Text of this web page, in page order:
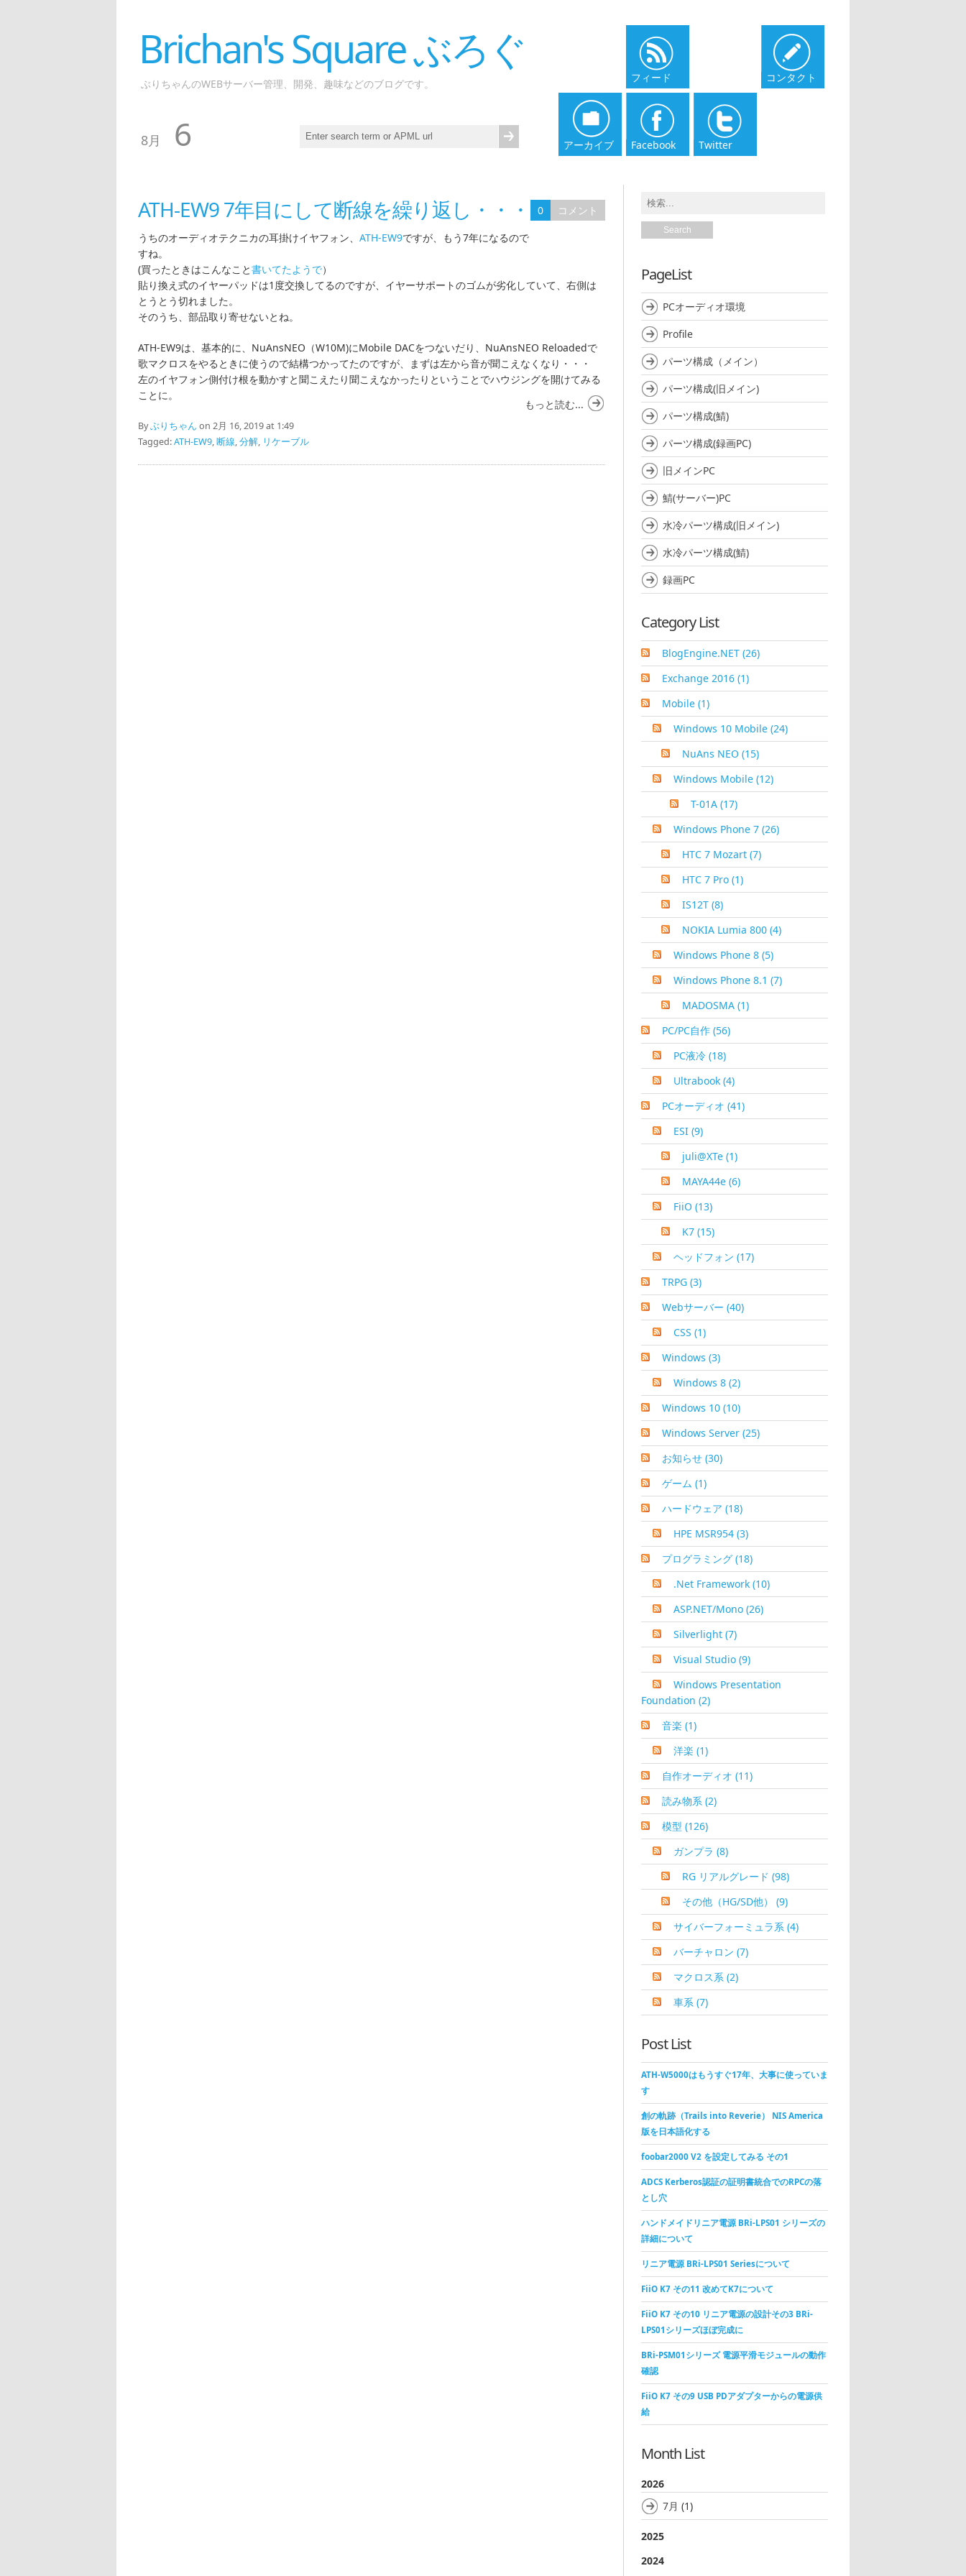
Brichan's Square ぶろぐ
ぶりちゃんのWEBサーバー管理、開発、趣味などのブログです。
8月 6
フィード コンタクト
アーカイブ Facebook Twitter
ATH-EW9 7年目にして断線を繰り返し・・・ 0
コメント
うちのオーディオテクニカの耳掛けイヤフォン、 ATH-EW9ですが、もう7年になるので
すね。
(買ったときはこんなこと書いてたようで）
貼り換え式のイヤーパッドは1度交換してるのですが、イヤーサポートのゴムが劣化していて、右側は
とうとう切れました。
そのうち、部品取り寄せないとね。
ATH-EW9は、基本的に、NuAnsNEO（W10M)にMobile DACをつないだり、NuAnsNEO Reloadedで
歌マクロスをやるときに使うので結構つかってたのですが、まずは左から音が聞こえなくなり・・・
左のイヤフォン側付け根を動かすと聞こえたり聞こえなかったりということでハウジングを開けてみる
ことに。
もっと読む...
Byぶりちゃん on 2月 16, 2019 at 1:49
Tagged:ATH-EW9,断線,分解, リケーブル
PageList
PCオーディオ環境
Profile
パーツ構成（メイン）
パーツ構成(旧メイン)
パーツ構成(鯖)
パーツ構成(録画PC)
旧メインPC
鯖(サーバー)PC
水冷パーツ構成(旧メイン)
水冷パーツ構成(鯖)
録画PC
Category List
BlogEngine.NET (26)
Exchange 2016 (1)
Mobile (1)
Windows 10 Mobile (24)
NuAns NEO (15)
Windows Mobile (12)
T-01A (17)
Windows Phone 7 (26)
HTC 7 Mozart (7)
HTC 7 Pro (1)
IS12T (8)
NOKIA Lumia 800 (4)
Windows Phone 8 (5)
Windows Phone 8.1 (7)
MADOSMA (1)
PC/PC自作 (56)
PC液冷 (18)
Ultrabook (4)
PCオーディオ (41)
ESI (9)
juli@XTe (1)
MAYA44e (6)
FiiO (13)
K7 (15)
ヘッドフォン (17)
TRPG (3)
Webサーバー (40)
CSS (1)
Windows (3)
Windows 8 (2)
Windows 10 (10)
Windows Server (25)
お知らせ (30)
ゲーム (1)
ハードウェア (18)
HPE MSR954 (3)
プログラミング (18)
.Net Framework (10)
ASP.NET/Mono (26)
Silverlight (7)
Visual Studio (9)
Windows Presentation
Foundation (2)
音楽 (1)
洋楽 (1)
自作オーディオ (11)
読み物系 (2)
模型 (126)
ガンプラ (8)
RG リアルグレード (98)
その他（HG/SD他） (9)
サイバーフォーミュラ系 (4)
バーチャロン (7)
マクロス系 (2)
車系 (7)
Post List
ATH-W5000はもうすぐ17年、大事に使っていま
す
創の軌跡（Trails into Reverie） NIS America
版を日本語化する
foobar2000 V2 を設定してみる その1
ADCS Kerberos認証の証明書統合でのRPCの落
とし穴
ハンドメイドリニア電源 BRi-LPS01 シリーズの
詳細について
リニア電源 BRi-LPS01 Seriesについて
FiiO K7 その11 改めてK7について
FiiO K7 その10 リニア電源の設計その3 BRi-
LPS01シリーズほぼ完成に
BRi-PSM01シリーズ 電源平滑モジュールの動作
確認
FiiO K7 その9 USB PDアダプターからの電源供
給
Month List
2026
7月 (1)
2025
2024